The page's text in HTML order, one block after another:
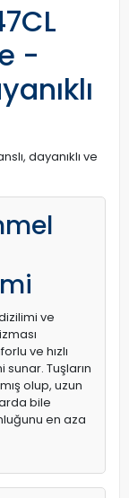
-
dayanıklı ve
ve
ve hızlı
sunar. Tuşların
olup, uzun
bile
en aza